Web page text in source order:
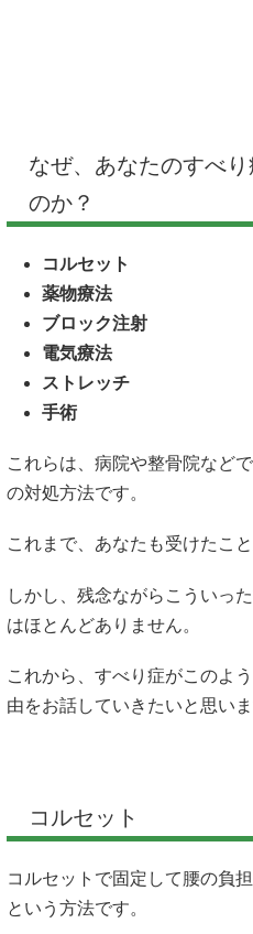
なぜ、あなたのすべ
のか？
コルセット
薬物療法
ブロック注射
電気療法
ストレッチ
手術
これらは、病院や整骨院など
の対処方法です。
これまで、あなたも受けたこ
しかし、残念ながらこういっ
はほとんどありません。
これから、すべり症がこのよ
由をお話していきたいと思いま
コルセット
コルセットで固定して腰の負
という方法です。